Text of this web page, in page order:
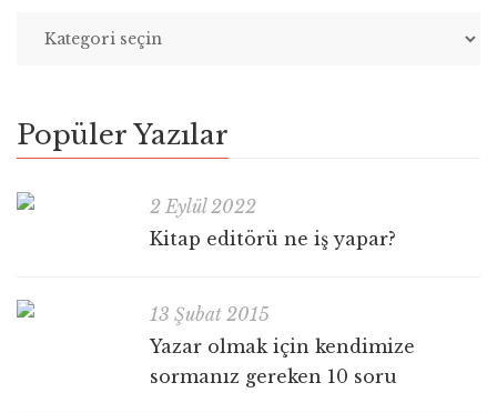
Popüler Yazılar
2 Eylül 2022
Kitap editörü ne iş yapar?
13 Şubat 2015
Yazar olmak için kendimize
sormanız gereken 10 soru